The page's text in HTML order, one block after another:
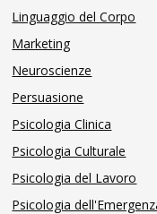
Linguaggio del Corpo
Marketing
Neuroscienze
Persuasione
Psicologia Clinica
Psicologia Culturale
Psicologia del Lavoro
Psicologia